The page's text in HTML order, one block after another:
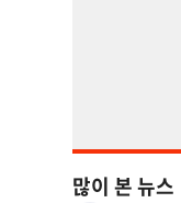
많이 본 뉴스